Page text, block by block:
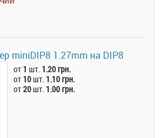
miniDIP8 1.27mm на DIP8
от 1 шт. 1.20 грн.
от 10шт. 1.10 грн.
от20шт. 1.00 грн.